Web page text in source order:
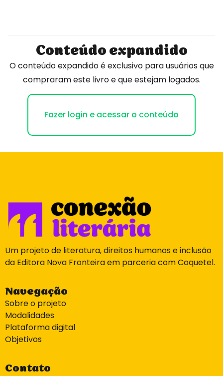
Conteúdo expandido
O conteúdo expandido é exclusivo para usuários que
compraram este livro e que estejam logados.
Fazer login e acessar o conteúdo
Um projeto de literatura, direitos humanos e inclusão
da Editora Nova Fronteira em parceria com Coquetel.
Navegação
Sobre o projeto
Modalidades
Plataforma digital
Objetivos
Contato